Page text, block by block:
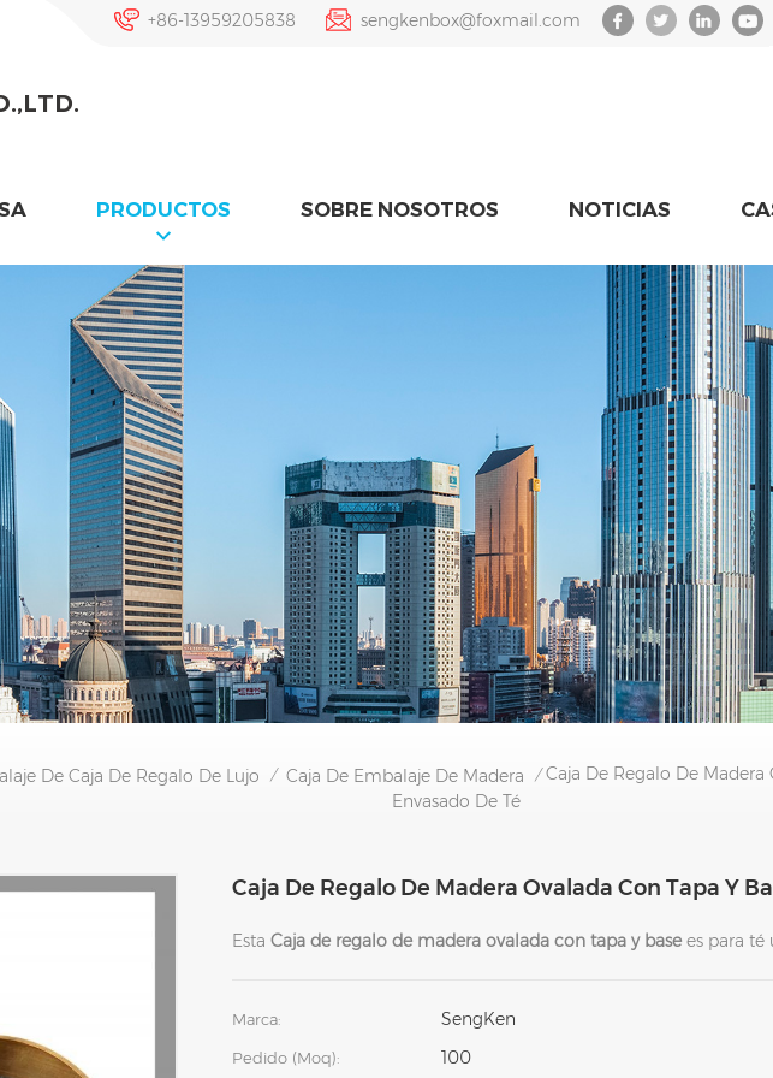
+86-13959205838 sengkenbox@foxmail.com
PRODUCTOS SOBRE NOSOTROS NOTICIAS
De Caja De Regalo De Lujo / Caja De Embalaje De Madera / Caja De Regalo De Madera
Envasado De Té
Caja De Regalo De Madera Ovalada Con Tapa Y
Esta Caja de regalo de madera ovalada con tapa y base es para té
Marca: SengKen
Pedido (moq): 100